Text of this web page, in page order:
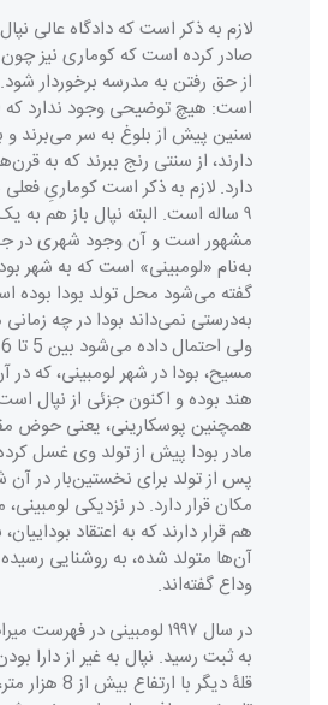
لازم به ذکر است که دادگاه عالی
صادر کرده است که کوماری نیز چون
از حق رفتن به مدرسه برخوردار شود.
است: هیچ توضیحی وجود ندارد که
سنین پیش از بلوغ به سر می‌برند
دارند، از سنتی رنج ببرند که به
دارد. لازم به ذکر است کوماریِ
۹ ساله است. البته نپال باز هم به
مشهور است و آن وجود شهری در
به‌نام «لومبینی» است که به شهر
گفته می‌شود محل تولد بودا
به‌درستی نمی‌داند بودا در چه
مسیح، بودا در شهر لومبینی، که
هند بوده و اکنون جزئی از نپال
همچنین پوسکارینی، یعنی حوض
مادر بودا پیش از تولد وی غسل کرده
پس از تولد برای نخستین‌بار در
مکان قرار دارد. در نزدیکی
هم قرار دارند که به اعتقاد
آن‌ها متولد شده، به روشنایی رسیده
وداع گفته‌اند.
در سال ۱۹۹۷ لومبینی در
قلۀ دیگر با